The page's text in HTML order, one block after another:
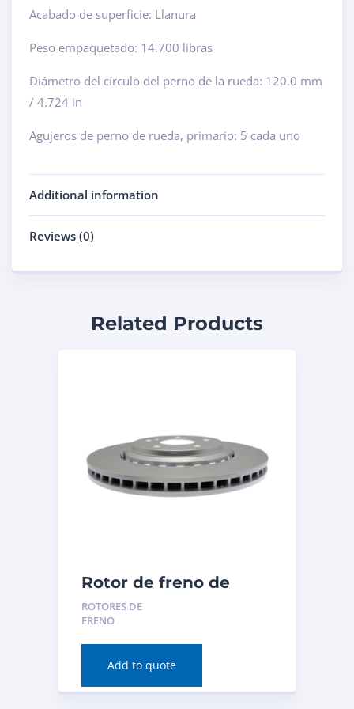
Acabado de superficie: Llanura
Peso empaquetado: 14.700 libras
Diámetro del círculo del perno de la rueda: 120.0 mm
/ 4.724 in
Agujeros de perno de rueda, primario: 5 cada uno
Additional information
Reviews (0)
Related Products
Rotor de freno de
disco (delantero) para
Acura TLX 2020
ROTORES DE
FRENO
Add to quote